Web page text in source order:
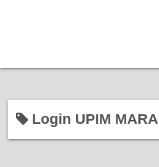
Login UPIM MARA